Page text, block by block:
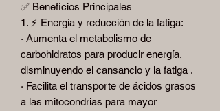
✅ Beneficios Principales
1. ⚡ Energía y reducción de la fatiga:
· Aumenta el metabolismo de
carbohidratos para producir energía,
disminuyendo el cansancio y la fatiga .
· Facilita el transporte de ácidos grasos
a las mitocondrias para mayor